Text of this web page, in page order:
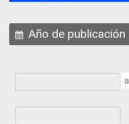
Año de publicación
a